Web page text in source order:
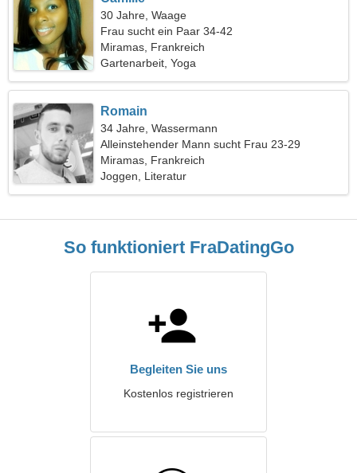
30 Jahre, Waage
Frau sucht ein Paar 34-42
Miramas, Frankreich
Gartenarbeit, Yoga
Romain
34 Jahre, Wassermann
Alleinstehender Mann sucht Frau 23-29
Miramas, Frankreich
Joggen, Literatur
So funktioniert FraDatingGo
Begleiten Sie uns
Kostenlos registrieren